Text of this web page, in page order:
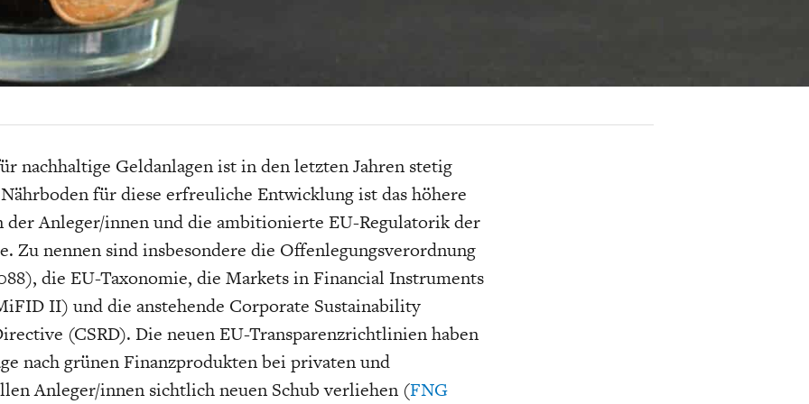
DIE POSITIONEN DER
nachhaltige Geldanlagen ist in den letzten Jahren stetig
Nährboden für diese erfreuliche Entwicklung ist das höhere
der Anleger/innen und die ambitionierte EU-Regulatorik der
Zu nennen sind insbesondere die Offenlegungsverordnung
die EU-Taxonomie, die Markets in Financial Instruments
II) und die anstehende Corporate Sustainability
(CSRD). Die neuen EU-Transparenzrichtlinien haben
nach grünen Finanzprodukten bei privaten und
Anleger/innen sichtlich neuen Schub verliehen (FNG